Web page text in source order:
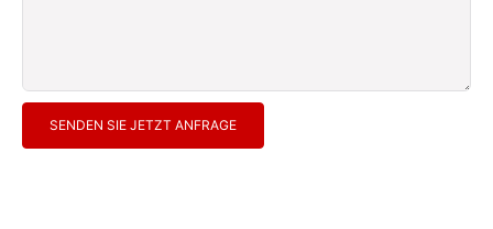
SENDEN SIE JETZT ANFRAGE